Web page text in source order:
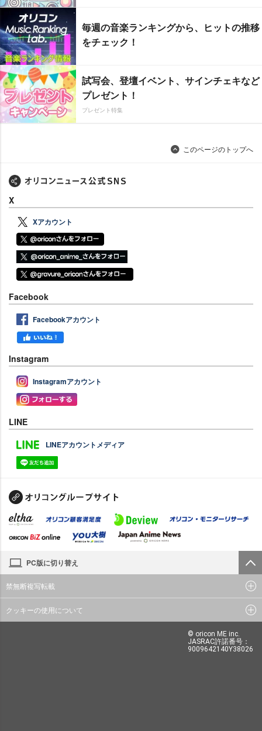
毎週の音楽ランキングから、ヒットの推移
をチェック！
試写会、登壇イベント、サインチェキなど
プレゼント！
プレゼント特集
このページのトップへ
X
Xアカウント
Facebook
Facebookアカウント
Instagram
Instagramアカウント
LINE
LINEアカウントメディア
PC版に切り替え
禁無断複写転載
クッキーの使用について
© oricon ME inc.
JASRAC許諾番号：
9009642140Y38026